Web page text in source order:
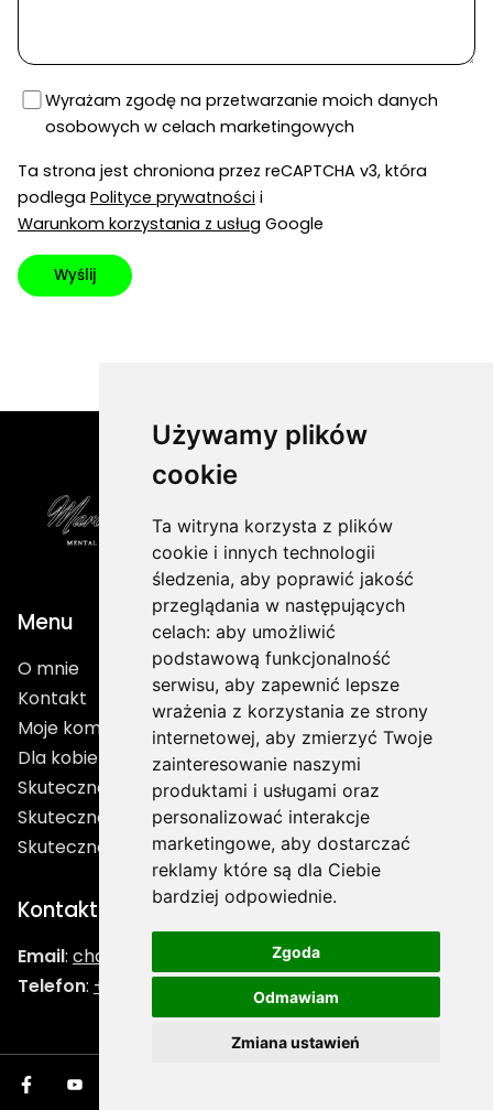
Używamy plików
cookie
Ta witryna korzysta z plików
cookie i innych technologii
śledzenia, aby poprawić jakość
przeglądania w następujących
celach: aby umożliwić
podstawową funkcjonalność
serwisu, aby zapewnić lepsze
wrażenia z korzystania ze strony
internetowej, aby zmierzyć Twoje
zainteresowanie naszymi
produktami i usługami oraz
personalizować interakcje
marketingowe, aby dostarczać
reklamy które są dla Ciebie
bardziej odpowiednie.
Zgoda
Odmawiam
Zmiana ustawień
Wyrażam zgodę na przetwarzanie moich danych
osobowych w celach marketingowych
Ta strona jest chroniona przez reCAPTCHA v3, która
podlega Polityce prywatności i
Warunkom korzystania z usług Google
Wyślij
Menu
O mnie
Kontakt
Moje kompetencje
Dla kobiet
Skuteczność w Sporcie
Skuteczność w Biznesie
Skuteczność w Życiu
Kontakt
Email: chatlasmarcin@gmail.com
Telefon: +31624286032